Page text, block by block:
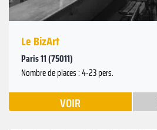
Le BizArt
Paris 11 (75011)
Nombre de places : 4-23 pers.
VOIR